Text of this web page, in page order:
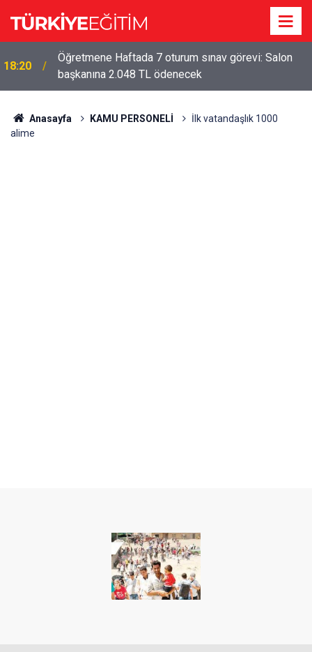
18:20
Öğretmene Haftada 7 oturum sınav görevi: Salon
başkanına 2.048 TL ödenecek
Anasayfa KAMU PERSONELİ
İlk vatandaşlık 1000
alime